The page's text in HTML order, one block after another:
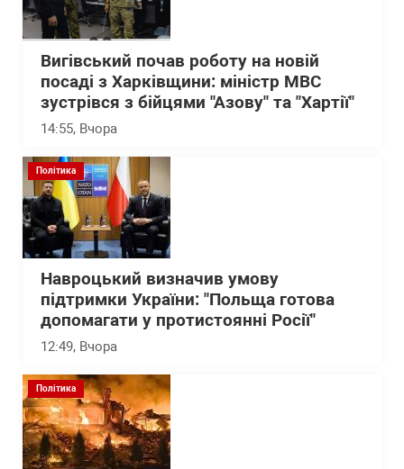
Вигівський почав роботу на новій
посаді з Харківщини: міністр МВС
зустрівся з бійцями "Азову" та "Хартії"
14:55, Вчора
Політика
Навроцький визначив умову
підтримки України: "Польща готова
допомагати у протистоянні Росії"
12:49, Вчора
Політика